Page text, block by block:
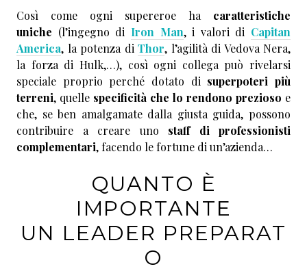
Così come ogni supereroe ha caratteristiche
uniche (l’ingegno di Iron Man, i valori di Capitan
America, la potenza di Thor, l’agilità di Vedova Nera,
la forza di Hulk,…), così ogni collega può rivelarsi
speciale proprio perché dotato di superpoteri più
terreni, quelle specificità che lo rendono prezioso e
che, se ben amalgamate dalla giusta guida, possono
contribuire a creare uno staff di professionisti
complementari, facendo le fortune di un’azienda…
QUANTO È
IMPORTANTE
UN LEADER PREPARAT
O